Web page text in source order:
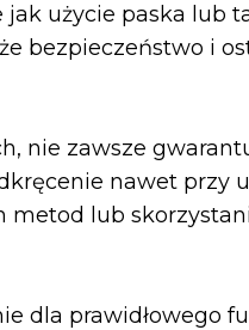
użycie paska lub
bezpieczeństwo i
nie zawsze
nawet przy
metod lub
dla prawidłowego